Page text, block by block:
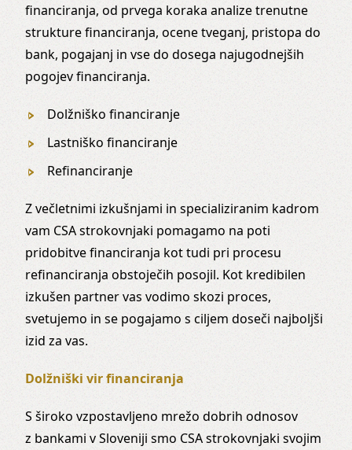
financiranja, od prvega koraka analize trenutne
strukture financiranja, ocene tveganj, pristopa do
bank, pogajanj in vse do dosega najugodnejših
pogojev financiranja.
Dolžniško financiranje
Lastniško financiranje
Refinanciranje
Z večletnimi izkušnjami in specializiranim kadrom
vam CSA strokovnjaki pomagamo na poti
pridobitve financiranja kot tudi pri procesu
refinanciranja obstoječih posojil. Kot kredibilen
izkušen partner vas vodimo skozi proces,
svetujemo in se pogajamo s ciljem doseči najboljši
izid za vas.
Dolžniški vir financiranja
S široko vzpostavljeno mrežo dobrih odnosov
z bankami v Sloveniji smo CSA strokovnjaki svojim